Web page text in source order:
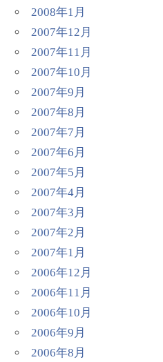
2008年1月
2007年12月
2007年11月
2007年10月
2007年9月
2007年8月
2007年7月
2007年6月
2007年5月
2007年4月
2007年3月
2007年2月
2007年1月
2006年12月
2006年11月
2006年10月
2006年9月
2006年8月